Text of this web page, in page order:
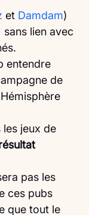
et Damdam)
sans lien avec
entendre
de
les jeux de
pas les
ces pubs
que tout le